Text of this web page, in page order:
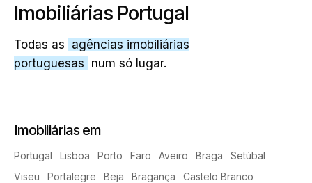
Imobiliárias Portugal
Todas as agências imobiliárias
portuguesas num só lugar.
Imobiliárias em
Portugal Lisboa Porto Faro Aveiro Braga
Setúbal
Viseu
Portalegre Beja Bragança
Castelo Branco